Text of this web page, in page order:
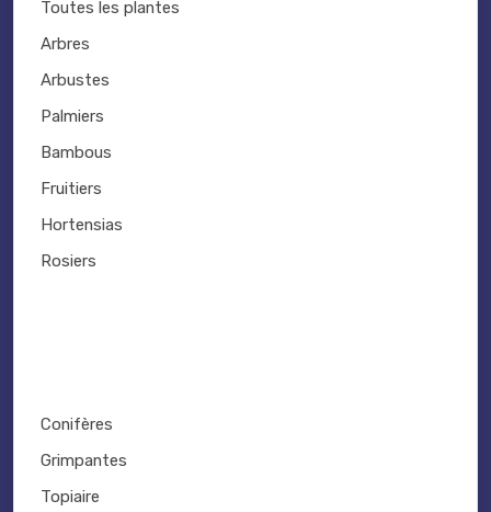
Toutes les plantes
Arbres
Arbustes
Palmiers
Bambous
Fruitiers
Hortensias
Rosiers
Conifères
Grimpantes
Topiaire